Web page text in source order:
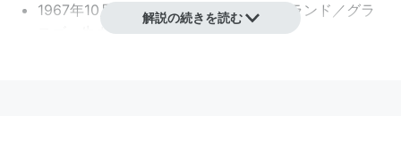
1967年10月28日、イギリス／スコットランド／グラ
スゴー生まれ
解説の続きを読む